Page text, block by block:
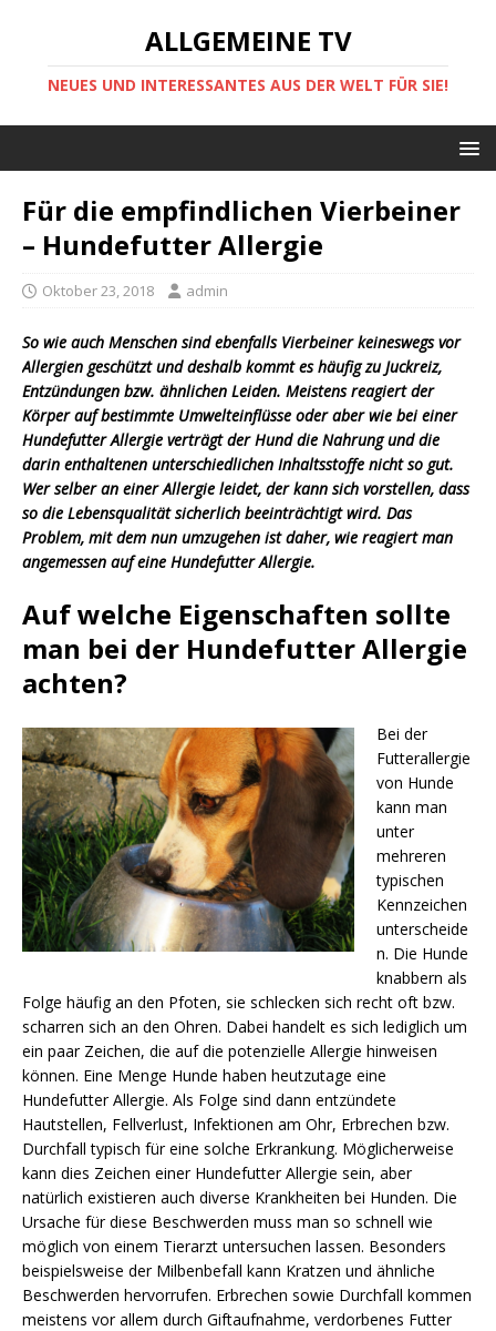
ALLGEMEINE TV
NEUES UND INTERESSANTES AUS DER WELT FÜR SIE!
Für die empfindlichen Vierbeiner
– Hundefutter Allergie
Oktober 23, 2018 admin
So wie auch Menschen sind ebenfalls Vierbeiner keineswegs vor
Allergien geschützt und deshalb kommt es häufig zu Juckreiz,
Entzündungen bzw. ähnlichen Leiden. Meistens reagiert der
Körper auf bestimmte Umwelteinflüsse oder aber wie bei einer
Hundefutter Allergie verträgt der Hund die Nahrung und die
darin enthaltenen unterschiedlichen Inhaltsstoffe nicht so gut.
Wer selber an einer Allergie leidet, der kann sich vorstellen, dass
so die Lebensqualität sicherlich beeinträchtigt wird. Das
Problem, mit dem nun umzugehen ist daher, wie reagiert man
angemessen auf eine Hundefutter Allergie.
Auf welche Eigenschaften sollte
man bei der Hundefutter Allergie
achten?
Bei der
Futterallergie
von Hunde
kann man
unter
mehreren
typischen
Kennzeichen
unterscheide
n. Die Hunde
knabbern als
Folge häufig an den Pfoten, sie schlecken sich recht oft bzw.
scharren sich an den Ohren. Dabei handelt es sich lediglich um
ein paar Zeichen, die auf die potenzielle Allergie hinweisen
können. Eine Menge Hunde haben heutzutage eine
Hundefutter Allergie. Als Folge sind dann entzündete
Hautstellen, Fellverlust, Infektionen am Ohr, Erbrechen bzw.
Durchfall typisch für eine solche Erkrankung. Möglicherweise
kann dies Zeichen einer Hundefutter Allergie sein, aber
natürlich existieren auch diverse Krankheiten bei Hunden. Die
Ursache für diese Beschwerden muss man so schnell wie
möglich von einem Tierarzt untersuchen lassen. Besonders
beispielsweise der Milbenbefall kann Kratzen und ähnliche
Beschwerden hervorrufen. Erbrechen sowie Durchfall kommen
meistens vor allem durch Giftaufnahme, verdorbenes Futter